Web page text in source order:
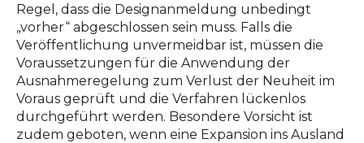
Regel, dass die Designanmeldung unbedingt
„vorher“ abgeschlossen sein muss. Falls die
Veröffentlichung unvermeidbar ist, müssen die
Voraussetzungen für die Anwendung der
Ausnahmeregelung zum Verlust der Neuheit im
Voraus geprüft und die Verfahren lückenlos
durchgeführt werden. Besondere Vorsicht ist
zudem geboten, wenn eine Expansion ins Ausland